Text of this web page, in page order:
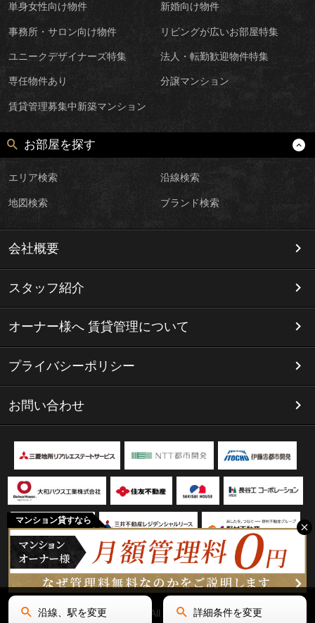
マンション貸すなら
単身女性向け物件 新婚向け物件
事務所・サロン向け物件 リビングが広いお部屋特集
ユニークデザイナーズ特集 法人・転勤歓迎物件特集
専任物件あり 分譲マンション
賃貸管理募集中新築マンション
お部屋を探す
エリア検索 沿線検索
地図検索 ブランド検索
会社概要
スタッフ紹介
オーナー様へ 賃貸管理について
プライバシーポリシー
お問い合わせ
Copyright(C) リミテッド名古屋 All Rights Reserved.
沿線、駅を変更 詳細条件を変更